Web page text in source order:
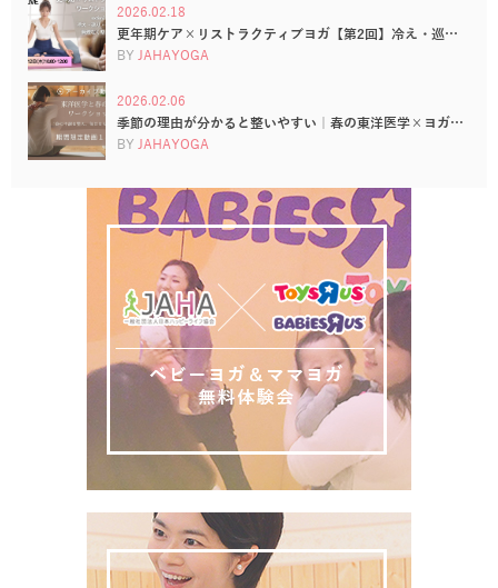
2026.02.18
更年期ケア×リストラクティブヨガ【第2回】冷え・巡…
BY JAHAYOGA
2026.02.06
季節の理由が分かると整いやすい｜春の東洋医学×ヨガ…
BY JAHAYOGA